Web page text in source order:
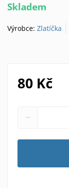
Skladem
Výrobce: Zlatíčka
80 Kč